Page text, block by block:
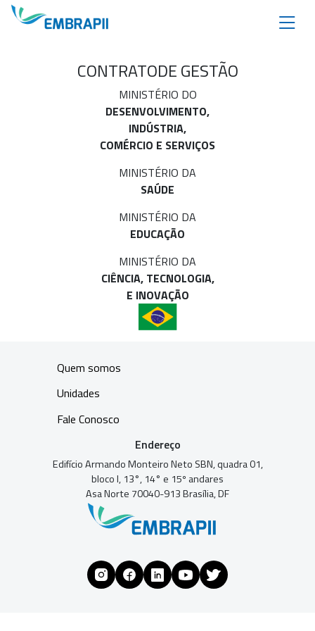
CONTRATODE GESTÃO
MINISTÉRIO DO
DESENVOLVIMENTO,
INDÚSTRIA,
COMÉRCIO E SERVIÇOS
MINISTÉRIO DA
SAÚDE
MINISTÉRIO DA
EDUCAÇÃO
MINISTÉRIO DA
CIÊNCIA, TECNOLOGIA,
E INOVAÇÃO
Quem somos
Unidades
Fale Conosco
Endereço
Edifício Armando Monteiro Neto SBN, quadra 01,
bloco I, 13°, 14° e 15º andares
Asa Norte 70040-913 Brasília, DF